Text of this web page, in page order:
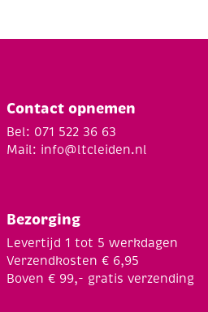
Contact opnemen
Bel: 071 522 36 63
Mail: info@ltcleiden.nl
Bezorging
Levertijd 1 tot 5 werkdagen
Verzendkosten € 6,95
Boven € 99,- gratis verzending